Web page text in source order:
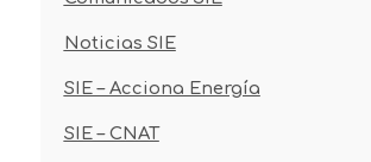
Noticias SIE
SIE – Acciona Energía
SIE – CNAT